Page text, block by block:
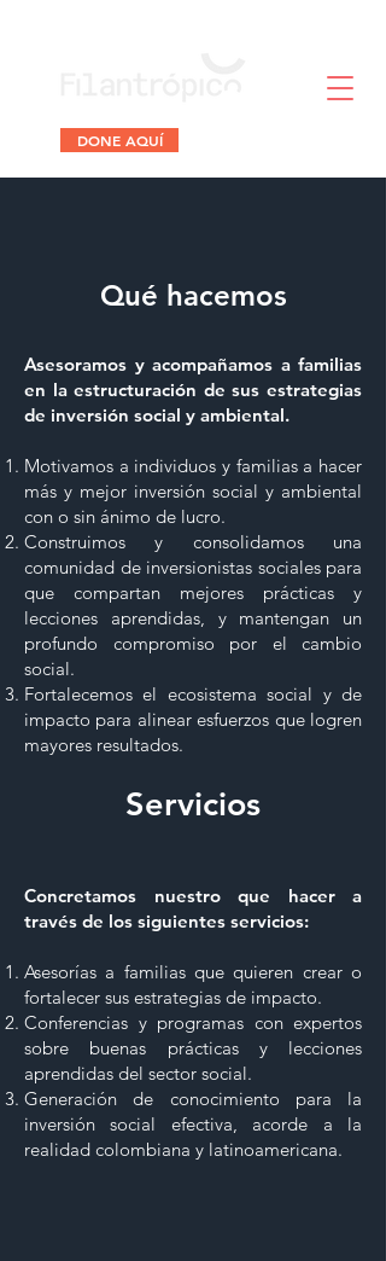
DONE AQUÍ
Qué hacemos
Asesoramos y acompañamos a familias
en la estructuración de sus estrategias
de inversión social y ambiental.
Motivamos a individuos y familias a hacer
más y mejor inversión social y ambiental
con o sin ánimo de lucro.
Construimos y consolidamos una
comunidad de inversionistas sociales para
que compartan mejores prácticas y
lecciones aprendidas, y mantengan un
profundo compromiso por el cambio
social.
Fortalecemos el ecosistema social y de
impacto para alinear esfuerzos que logren
mayores resultados.
Servicios
Concretamos nuestro que hacer a
través de los siguientes servicios:
Asesorías a familias que quieren crear o
fortalecer sus estrategias de impacto.
Conferencias y programas con expertos
sobre buenas prácticas y lecciones
aprendidas del sector social.
Generación de conocimiento para la
inversión social efectiva, acorde a la
realidad colombiana y latinoamericana.